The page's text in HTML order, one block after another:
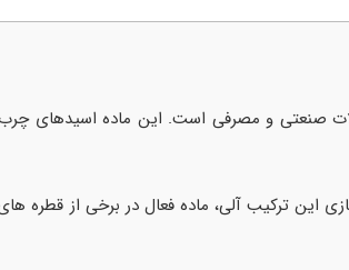
این ترکیب آلی، ماده فعال در برخی از قطره